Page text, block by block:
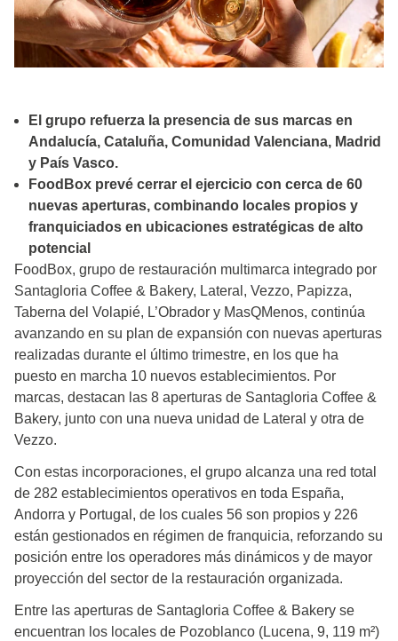
El grupo refuerza la presencia de sus marcas en
Andalucía, Cataluña, Comunidad Valenciana, Madrid
y País Vasco.
FoodBox prevé cerrar el ejercicio con cerca de 60
nuevas aperturas, combinando locales propios y
franquiciados en ubicaciones estratégicas de alto
potencial
FoodBox, grupo de restauración multimarca integrado por
Santagloria Coffee & Bakery, Lateral, Vezzo, Papizza,
Taberna del Volapié, L’Obrador y MasQMenos, continúa
avanzando en su plan de expansión con nuevas aperturas
realizadas durante el último trimestre, en los que ha
puesto en marcha 10 nuevos establecimientos. Por
marcas, destacan las 8 aperturas de Santagloria Coffee &
Bakery, junto con una nueva unidad de Lateral y otra de
Vezzo.
Con estas incorporaciones, el grupo alcanza una red total
de 282 establecimientos operativos en toda España,
Andorra y Portugal, de los cuales 56 son propios y 226
están gestionados en régimen de franquicia, reforzando su
posición entre los operadores más dinámicos y de mayor
proyección del sector de la restauración organizada.
Entre las aperturas de Santagloria Coffee & Bakery se
encuentran los locales de Pozoblanco (Lucena, 9, 119 m²)